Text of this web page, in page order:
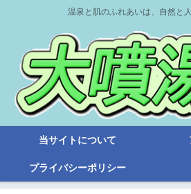
温泉と肌のふれあいは、自然と
当サイトについて
プライバシーポリシー